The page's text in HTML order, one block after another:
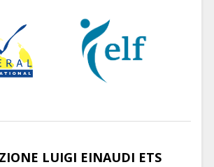
LUIGI EINAUDI ETS